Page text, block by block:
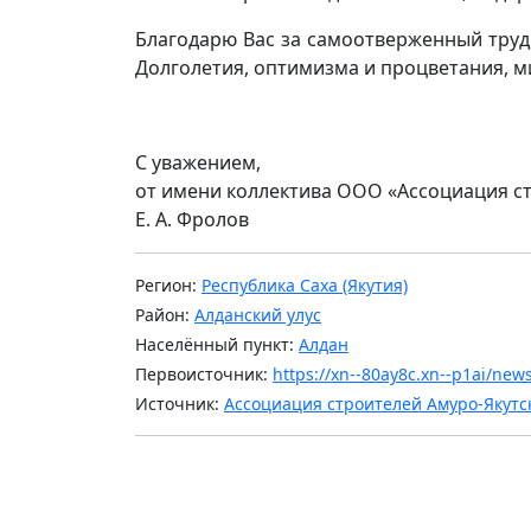
Благодарю Вас за самоотверженный
Долголетия, оптимизма и процветания,
С уважением,
от имени коллектива ООО «Ассоциация
Е. А. Фролов
Регион: Республика Саха (Якутия)
Район: Алданский улус
Населённый пункт: Алдан
Первоисточник: https://xn--80ay8c.xn--p1ai/
Источник: Ассоциация строителей Амуро-